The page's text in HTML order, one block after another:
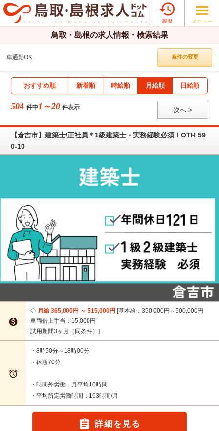

履歴 メニュー
鳥取・島根の求人情報・検索結果
車通勤OK 条件の変更
おすすめ順 新着順 時給順 月給順 日給順
504 件中 1～20 件表示 次へ >
【倉吉市】建築士/正社員＊1級建築士・実務経験必須！OTH-59
0-10

月給 365,000円 ～ 515,000円 基本給：350,000円～500,000円
車両借上手当：15,000円
試用期間3ヶ月（同条件）

・8時50分～18時00分
・休憩70分
・時間外労働：月平均10時間
・平均所定労働時間：163時間/月
 詳細を見る